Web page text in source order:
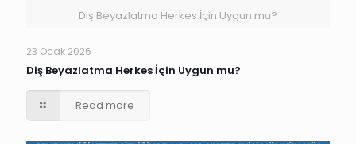
Diş Beyazlatma Herkes İçin Uygun mu?
23 Ocak 2026
Diş Beyazlatma Herkes İçin Uygun mu?
Read more